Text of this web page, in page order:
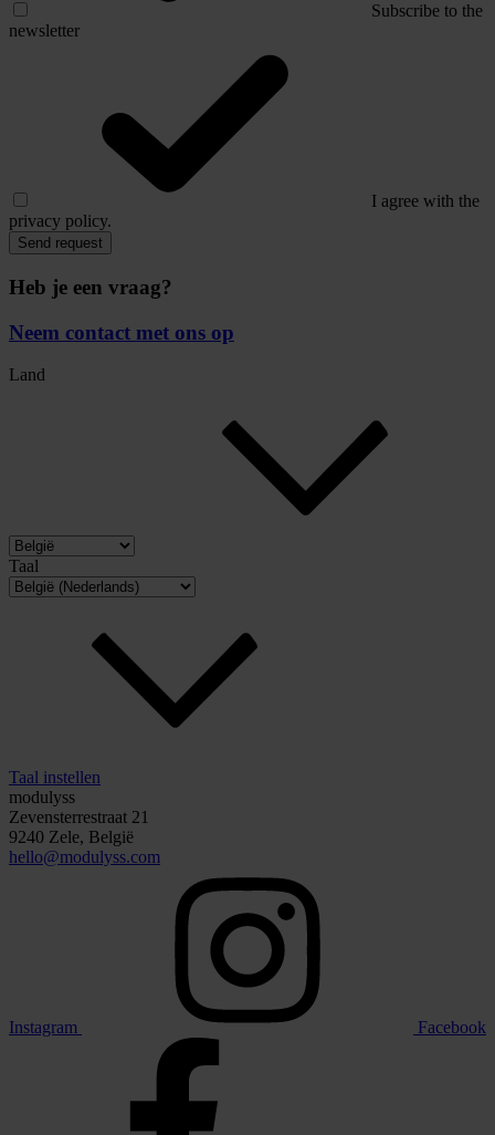
Subscribe to the
newsletter
I agree with the
privacy policy.
Send request
Heb je een vraag?
Neem contact met ons op
Land
Taal
Taal instellen
modulyss
Zevensterrestraat 21
9240 Zele, België
hello@modulyss.com
Instagram Facebook